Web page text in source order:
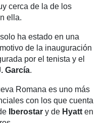
cerca de la de los
ella.
ha estado en una
de la inauguración
por el tenista y el
García.
Romana es uno más
con los que cuenta
Iberostar y de Hyatt en